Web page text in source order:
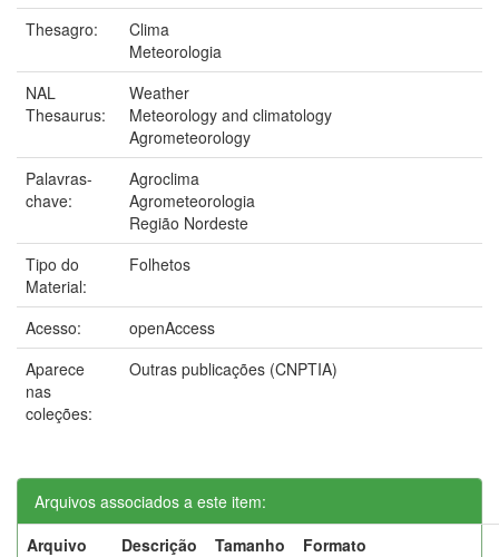
Thesagro:
Clima
Meteorologia
NAL
Thesaurus:
Weather
Meteorology and climatology
Agrometeorology
Palavras-
chave:
Agroclima
Agrometeorologia
Região Nordeste
Tipo do
Material:
Folhetos
Acesso:
openAccess
Aparece
nas
coleções:
Outras publicações (CNPTIA)
Arquivos associados a este item:
Arquivo
Descrição Tamanho
Formato